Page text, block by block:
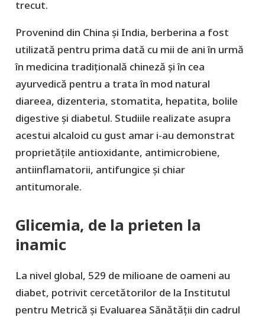
trecut.
Provenind din China și India, berberina a fost
utilizată pentru prima dată cu mii de ani în urmă
în medicina tradițională chineză și în cea
ayurvedică pentru a trata în mod natural
diareea, dizenteria, stomatita, hepatita, bolile
digestive și diabetul. Studiile realizate asupra
acestui alcaloid cu gust amar i-au demonstrat
proprietățile antioxidante, antimicrobiene,
antiinflamatorii, antifungice și chiar
antitumorale.
Glicemia, de la prieten la
inamic
La nivel global, 529 de milioane de oameni au
diabet, potrivit cercetătorilor de la Institutul
pentru Metrică şi Evaluarea Sănătăţii din cadrul